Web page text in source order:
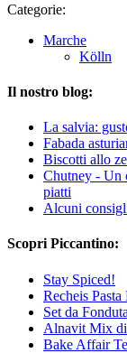
Categorie:
Marche
Kölln
Il nostro blog:
La salvia:
Fabada
Biscotti allo
Chutney - Un
piatti
Alcuni
Scopri Piccantino:
Stay Spiced!
Recheis
Set da
Alnavit Mix
Bake Affair